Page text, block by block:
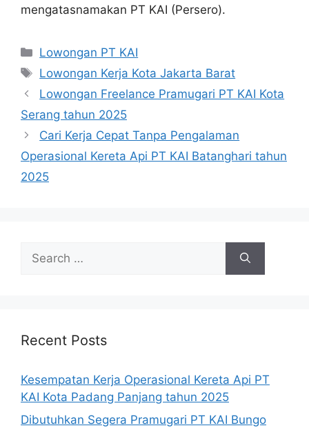
mengatasnamakan PT KAI (Persero).
Categories
Lowongan PT KAI
Tags
Lowongan Kerja Kota Jakarta Barat
Lowongan Freelance Pramugari PT KAI Kota
Serang tahun 2025
Cari Kerja Cepat Tanpa Pengalaman
Operasional Kereta Api PT KAI Batanghari tahun
2025
for:
Recent Posts
Kesempatan Kerja Operasional Kereta Api PT
KAI Kota Padang Panjang tahun 2025
Dibutuhkan Segera Pramugari PT KAI Bungo